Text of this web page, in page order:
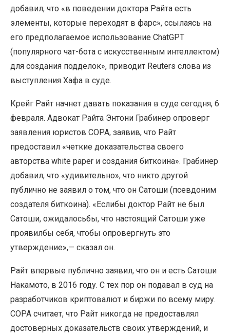
добавил, что «в поведении доктора Райта есть
элементы, которые переходят в фарс», ссылаясь на
его предполагаемое использование ChatGPT
(популярного чат-бота с искусственным интеллектом)
для создания подделок», приводит Reuters слова из
выступления Хафа в суде.
Крейг Райт начнет давать показания в суде сегодня, 6
февраля. Адвокат Райта Энтони Грабинер опроверг
заявления юристов COPA, заявив, что Райт
предоставил «четкие доказательства своего
авторства white paper и создания биткоина». Грабинер
добавил, что «удивительно», что никто другой
публично не заявил о том, что он Сатоши (псевдоним
создателя биткоина). «Еслибы доктор Райт не был
Сатоши, ожидалосьбы, что настоящий Сатоши уже
проявилбы себя, чтобы опровергнуть это
утверждение»,— сказал он.
Райт впервые публично заявил, что он и есть Сатоши
Накамото, в 2016 году. С тех пор он подавал в суд на
разработчиков криптовалют и биржи по всему миру.
COPA считает, что Райт никогда не предоставлял
достоверных доказательств своих утверждений, и